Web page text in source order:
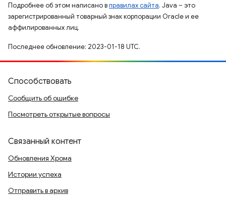
Подробнее об этом написано вправилах сайта. Java – это
зарегистрированный товарный знак корпорации Oracle и ее
аффилированных лиц.
Последнее обновление: 2023-01-18 UTC.
Способствовать
Сообщить об ошибке
Посмотреть открытые вопросы
Связанный контент
Обновления Хрома
Истории успеха
Отправить в архив